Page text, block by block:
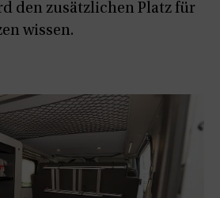
den zusätzlichen Platz für
wissen.